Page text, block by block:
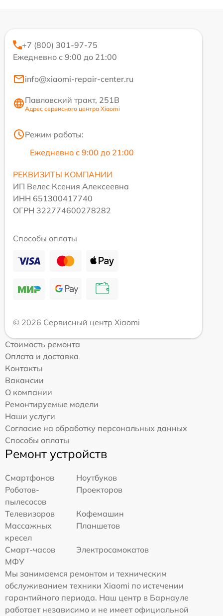
+7 (800) 301-97-75
Ежедневно с 9:00 до 21:00
info@xiaomi-repair-center.ru
Павловский тракт, 251В
Адрес сервисного центра Xiaomi
Режим работы:
Ежедневно с 9:00 до 21:00
РЕКВИЗИТЫ КОМПАНИИ
ИП Велес Ксения Алексеевна
ИНН 651300417740
ОГРН 322774600278282
Способы оплаты
© 2026 Сервисный центр Xiaomi
Стоимость ремонта
Оплата и доставка
Контакты
Вакансии
О компании
Ремонтируемые модели
Наши услуги
Согласие на обработку персональных данных
Способы оплаты
Ремонт устройств
Смартфонов
Ноутбуков
Роботов-
пылесосов
Проекторов
Телевизоров
Кофемашин
Массажных
кресел
Планшетов
Смарт-часов
Электросамокатов
МФУ
Мы занимаемся ремонтом и техническим
обслуживанием техники Xiaomi по истечении
гарантийного периода. Наш центр в Барнауле
работает независимо и не имеет официальной